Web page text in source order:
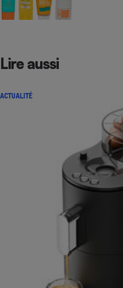
Lire aussi
ACTUALITÉ